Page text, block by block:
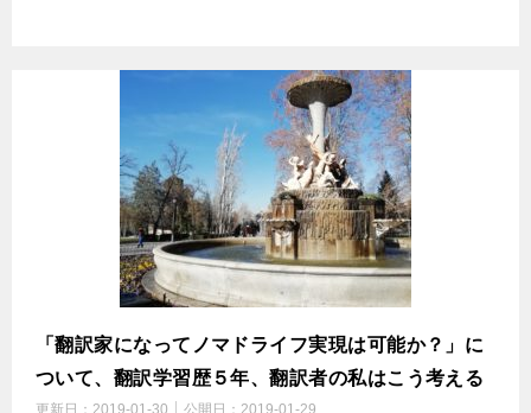
「翻訳家になってノマドライフ実現は可能か？」に
ついて、翻訳学習歴５年、翻訳者の私はこう考える
更新日： 2019-01-30 公開日： 2019-01-29